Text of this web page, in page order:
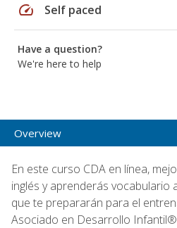
speed Self paced
Have a question?
We're here to help
Overview
En este curso CDA en línea,
inglés y aprenderás vocabulario
que te prepararán para el
Asociado en Desarrollo Infantil®